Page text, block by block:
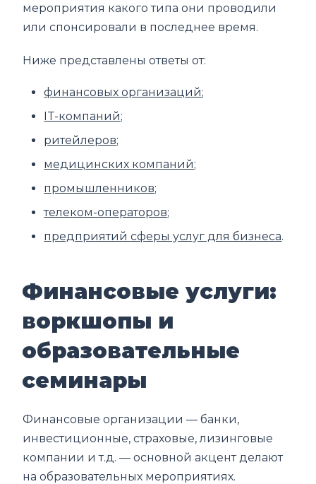
мероприятия какого типа они проводили
или спонсировали в последнее время.
Ниже представлены ответы от:
финансовых организаций;
IT-компаний;
ритейлеров;
медицинских компаний;
промышленников;
телеком-операторов;
предприятий сферы услуг для бизнеса.
Финансовые услуги:
воркшопы и
образовательные
семинары
Финансовые организации — банки,
инвестиционные, страховые, лизинговые
компании и т.д. — основной акцент делают
на образовательных мероприятиях.